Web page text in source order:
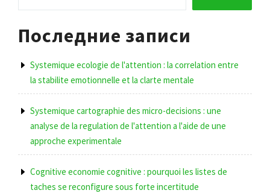
Последние записи
Systemique ecologie de l'attention : la correlation entre
la stabilite emotionnelle et la clarte mentale
Systemique cartographie des micro-decisions : une
analyse de la regulation de l'attention a l'aide de une
approche experimentale
Cognitive economie cognitive : pourquoi les listes de
taches se reconfigure sous forte incertitude